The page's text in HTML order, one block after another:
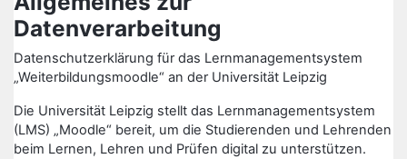
Datenverarbeitung
Datenschutzerklärung für das Lernmanagementsystem
„Weiterbildungsmoodle“ an der Universität Leipzig
Die Universität Leipzig stellt das Lernmanagementsystem
(LMS) „Moodle“ bereit, um die Studierenden und Lehrenden
beim Lernen, Lehren und Prüfen digital zu unterstützen.